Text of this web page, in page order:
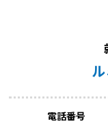
電話番号